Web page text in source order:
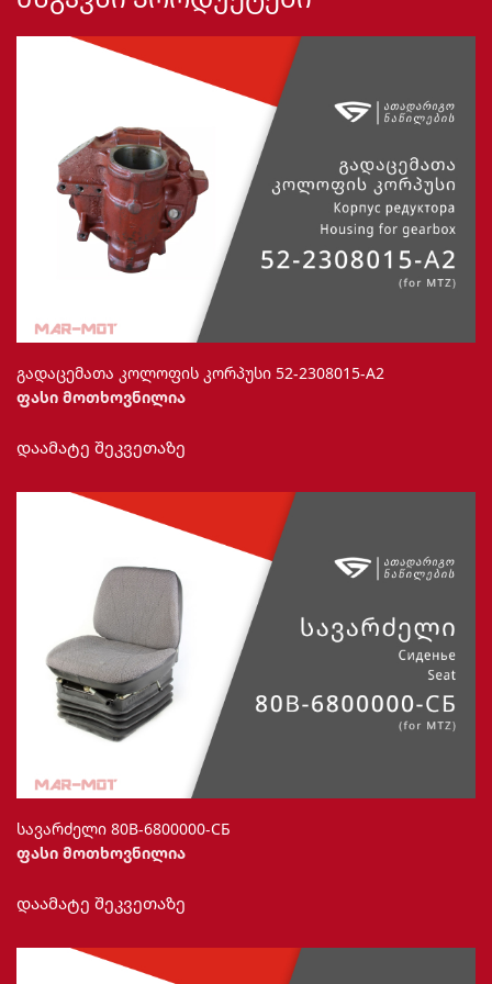
გადაცემათა კოლოფის კორპუსი 52-2308015-А2
ფასი მოთხოვნილია
დაამატე შეკვეთაზე
სავარძელი 80В-6800000-СБ
ფასი მოთხოვნილია
დაამატე შეკვეთაზე
multiple